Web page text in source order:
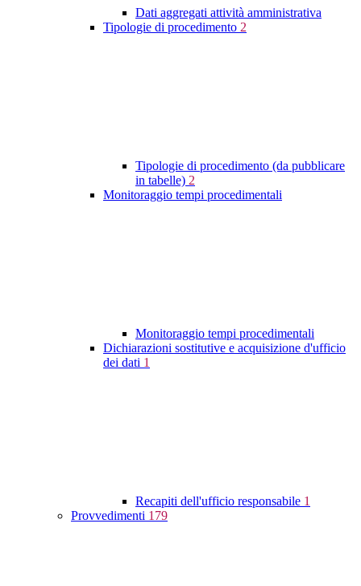
Dati aggregati attività amministrativa
Tipologie di procedimento 2
Tipologie di procedimento (da pubblicare
in tabelle) 2
Monitoraggio tempi procedimentali
Monitoraggio tempi procedimentali
Dichiarazioni sostitutive e acquisizione d'ufficio
dei dati 1
Recapiti dell'ufficio responsabile 1
Provvedimenti 179